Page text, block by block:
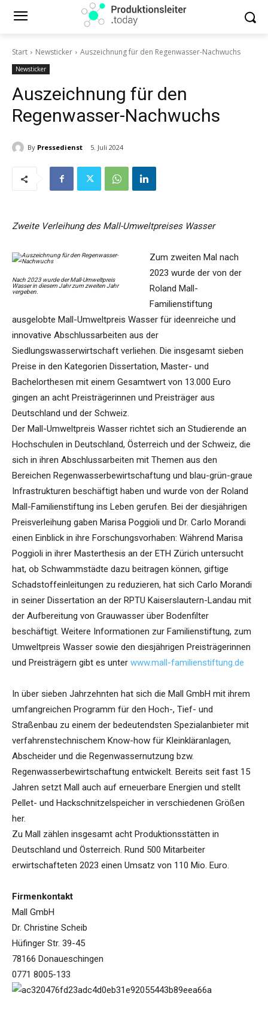
Start Newsticker Auszeichnung für den Regenwasser-Nachwuchs
Newsticker
Auszeichnung für den
Regenwasser-Nachwuchs
By Pressedienst 5. Juli 2024
Zweite Verleihung des Mall-Umweltpreises Wasser
Nach 2023 wurde der Mall-Umweltpreis
Wasser in diesem Jahr zum zweiten Jahr
vergeben.
Zum zweiten Mal nach
2023 wurde der von der
Roland Mall-
Familienstiftung
ausgelobte Mall-Umweltpreis Wasser für ideenreiche und
innovative Abschlussarbeiten aus der
Siedlungswasserwirtschaft verliehen. Die insgesamt sieben
Preise in den Kategorien Dissertation, Master- und
Bachelorthesen mit einem Gesamtwert von 13.000 Euro
gingen an acht Preisträgerinnen und Preisträger aus
Deutschland und der Schweiz.
Der Mall-Umweltpreis Wasser richtet sich an Studierende an
Hochschulen in Deutschland, Österreich und der Schweiz, die
sich in ihren Abschlussarbeiten mit Themen aus den
Bereichen Regenwasserbewirtschaftung und blau-grün-graue
Infrastrukturen beschäftigt haben und wurde von der Roland
Mall-Familienstiftung ins Leben gerufen. Bei der diesjährigen
Preisverleihung gaben Marisa Poggioli und Dr. Carlo Morandi
einen Einblick in ihre Forschungsvorhaben: Während Marisa
Poggioli in ihrer Masterthesis an der ETH Zürich untersucht
hat, ob Schwammstädte dazu beitragen können, giftige
Schadstoffeinleitungen zu reduzieren, hat sich Carlo Morandi
in seiner Dissertation an der RPTU Kaiserslautern-Landau mit
der Aufbereitung von Grauwasser über Bodenfilter
beschäftigt. Weitere Informationen zur Familienstiftung, zum
Umweltpreis Wasser sowie den diesjährigen Preisträgerinnen
und Preisträgern gibt es unter www.mall-familienstiftung.de
In über sieben Jahrzehnten hat sich die Mall GmbH mit ihrem
umfangreichen Programm für den Hoch-, Tief- und
Straßenbau zu einem der bedeutendsten Spezialanbieter mit
verfahrenstechnischem Know-how für Kleinkläranlagen,
Abscheider und die Regenwassernutzung bzw.
Regenwasserbewirtschaftung entwickelt. Bereits seit fast 15
Jahren setzt Mall auch auf erneuerbare Energien und stellt
Pellet- und Hackschnitzelspeicher in verschiedenen Größen
her.
Zu Mall zählen insgesamt acht Produktionsstätten in
Deutschland und Österreich. Rund 500 Mitarbeiter
erwirtschafteten 2023 einen Umsatz von 110 Mio. Euro.
Firmenkontakt
Mall GmbH
Dr. Christine Scheib
Hüfinger Str. 39-45
78166 Donaueschingen
0771 8005-133